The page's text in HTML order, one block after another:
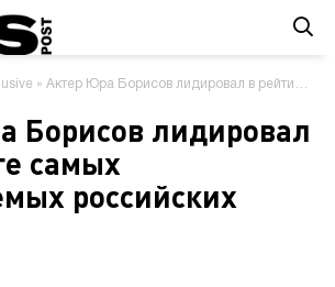
» Актер Юра Борисов лидировал в рейтинге самых упоминаемых российских артистов
Борисов лидировал
самых
российских